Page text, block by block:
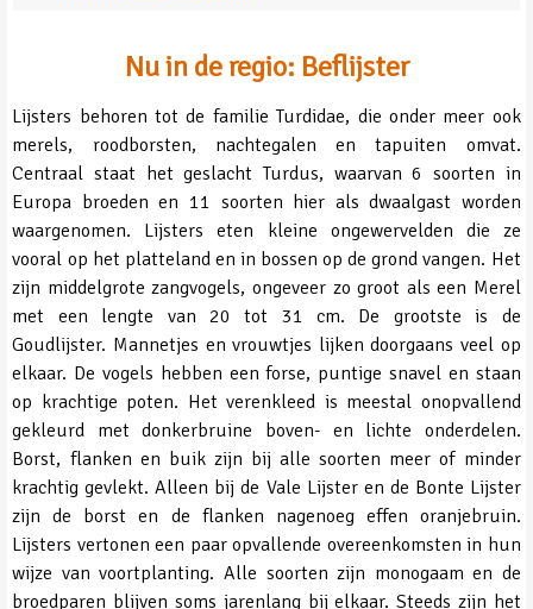
Nu in de regio: Beflijster
Lijsters behoren tot de familie Turdidae, die onder meer ook
merels, roodborsten, nachtegalen en tapuiten omvat.
Centraal staat het geslacht Turdus, waarvan 6 soorten in
Europa broeden en 11 soorten hier als dwaalgast worden
waargenomen. Lijsters eten kleine ongewervelden die ze
vooral op het platteland en in bossen op de grond vangen. Het
zijn middelgrote zangvogels, ongeveer zo groot als een Merel
met een lengte van 20 tot 31 cm. De grootste is de
Goudlijster. Mannetjes en vrouwtjes lijken doorgaans veel op
elkaar. De vogels hebben een forse, puntige snavel en staan
op krachtige poten. Het verenkleed is meestal onopvallend
gekleurd met donkerbruine boven- en lichte onderdelen.
Borst, flanken en buik zijn bij alle soorten meer of minder
krachtig gevlekt. Alleen bij de Vale Lijster en de Bonte Lijster
zijn de borst en de flanken nagenoeg effen oranjebruin.
Lijsters vertonen een paar opvallende overeenkomsten in hun
wijze van voortplanting. Alle soorten zijn monogaam en de
broedparen blijven soms jarenlang bij elkaar. Steeds zijn het